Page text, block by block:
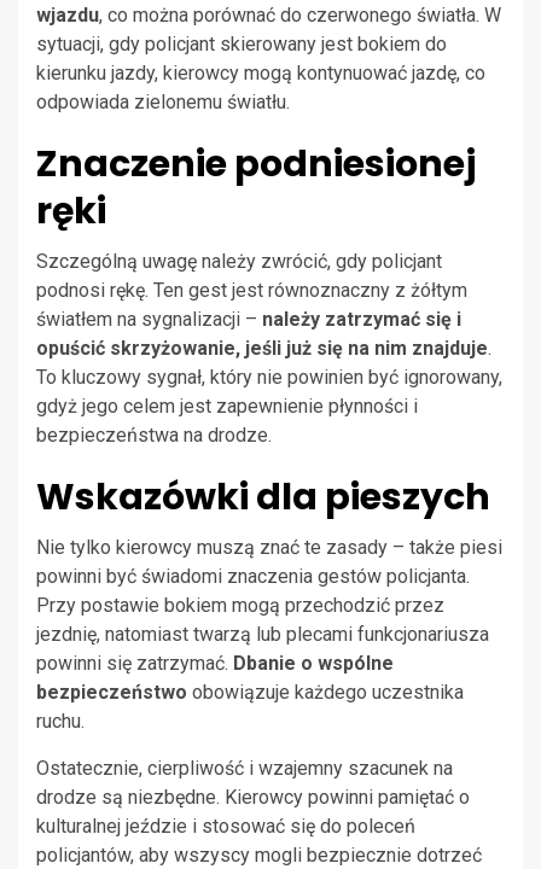
wjazdu, co można porównać do czerwonego światła. W
sytuacji, gdy policjant skierowany jest bokiem do
kierunku jazdy, kierowcy mogą kontynuować jazdę, co
odpowiada zielonemu światłu.
Znaczenie podniesionej
ręki
Szczególną uwagę należy zwrócić, gdy policjant
podnosi rękę. Ten gest jest równoznaczny z żółtym
światłem na sygnalizacji – należy zatrzymać się i
opuścić skrzyżowanie, jeśli już się na nim znajduje.
To kluczowy sygnał, który nie powinien być ignorowany,
gdyż jego celem jest zapewnienie płynności i
bezpieczeństwa na drodze.
Wskazówki dla pieszych
Nie tylko kierowcy muszą znać te zasady – także piesi
powinni być świadomi znaczenia gestów policjanta.
Przy postawie bokiem mogą przechodzić przez
jezdnię, natomiast twarzą lub plecami funkcjonariusza
powinni się zatrzymać. Dbanie o wspólne
bezpieczeństwo obowiązuje każdego uczestnika
ruchu.
Ostatecznie, cierpliwość i wzajemny szacunek na
drodze są niezbędne. Kierowcy powinni pamiętać o
kulturalnej jeździe i stosować się do poleceń
policjantów, aby wszyscy mogli bezpiecznie dotrzeć